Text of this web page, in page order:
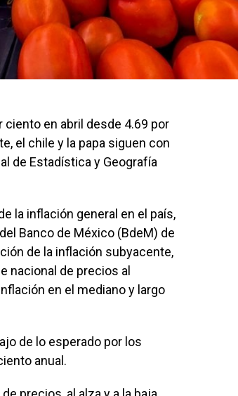
ciento en abril desde 4.69 por
el chile y la papa siguen con
de Estadística y Geografía
la inflación general en el país,
Banco de México (BdeM) de
de la inflación subyacente,
nacional de precios al
en el mediano y largo
de lo esperado por los
anual.